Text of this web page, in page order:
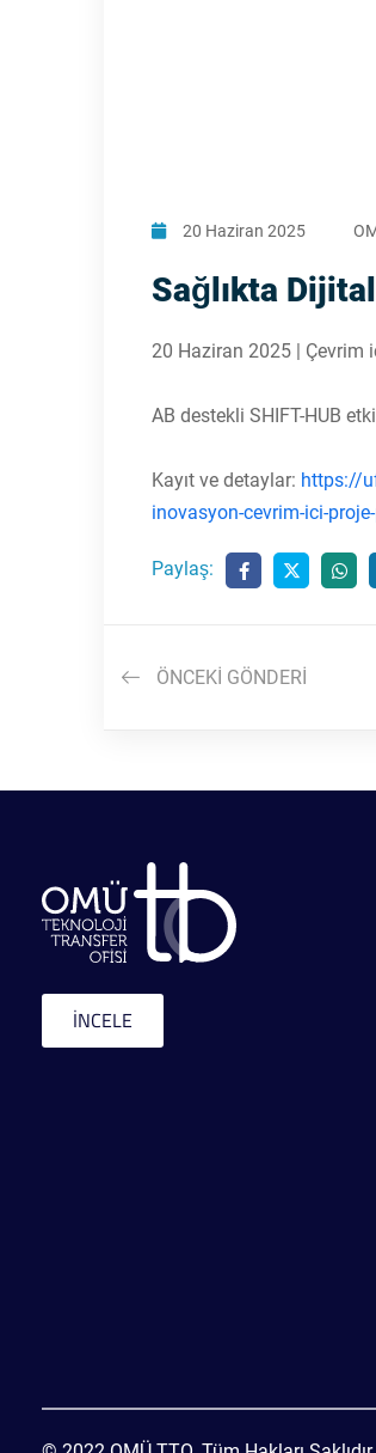
20 Haziran 2025
Sağlıkta
20 Haziran 2025 | Çevrim
AB destekli SHIFT-HUB
Kayıt ve detaylar: https://
inovasyon-cevrim-ici-
Paylaş:
ÖNCEKI GÖNDERI
İNCELE